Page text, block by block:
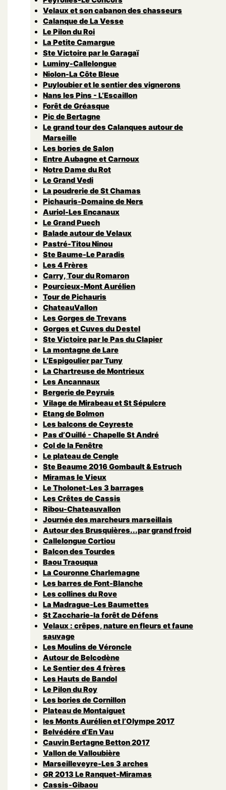
Velaux et son cabanon des chasseurs
Calanque de La Vesse
Le Pilon du Roi
La Petite Camargue
Ste Victoire par le Garagaï
Luminy-Callelongue
Niolon-La Côte Bleue
Puyloubier et le sentier des vignerons
Nans les Pins - L’Escaillon
Forêt de Gréasque
Pic de Bertagne
Le grand tour des Calanques autour de
Marseille
Les bories de Salon
Entre Aubagne et Carnoux
Notre Dame du Rot
Le Grand Vedi
La poudrerie de St Chamas
Pichauris-Domaine de Ners
Auriol-Les Encanaux
Le Grand Puech
Balade autour de Velaux
Pastré-Titou Ninou
Ste Baume-Le Paradis
Les 4 Frères
Carry, Tour du Romaron
Pourcieux-Mont Aurélien
Tour de Pichauris
ChateauVallon
Les Gorges de Trevans
Gorges et Cuves du Destel
Ste Victoire par le Pas du Clapier
La montagne de Lare
L’Espigoulier par Tuny
La Chartreuse de Montrieux
Les Ancannaux
Bergerie de Peyruis
Vilage de Mirabeau et St Sépulcre
Etang de Bolmon
Les balcons de Ceyreste
Pas d’Ouillé - Chapelle St André
Col de la Fenêtre
Le plateau de Cengle
Ste Beaume 2016 Gombault & Estruch
Miramas le Vieux
Le Tholonet-Les 3 barrages
Les Crêtes de Cassis
Ribou-Chateauvallon
Journée des marcheurs marseillais
Autour des Brusquières...par grand froid
Callelongue Cortiou
Balcon des Tourdes
Baou Traouqua
La Couronne Charlemagne
Les barres de Font-Blanche
Les collines du Rove
La Madrague-Les Baumettes
St Zaccharie-la forêt de Défens
Velaux : crêpes, nature en fleurs et faune
sauvage
Les Moulins de Véroncle
Autour de Belcodène
Le Sentier des 4 frères
Les Hauts de Bandol
Le Pilon du Roy
Les bories de Cornillon
Plateau de Montaiguet
les Monts Aurélien et l’Olympe 2017
Belvédére d’En Vau
Cauvin Bertagne Betton 2017
Vallon de Valloubière
Marseilleveyre-Les 3 arches
GR 2013 Le Ranquet-Miramas
Cassis-Gibaou